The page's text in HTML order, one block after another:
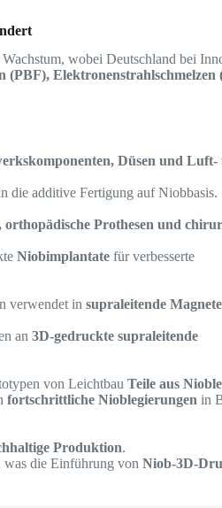
Wachstum, wobei Deutschland bei
(PBF), Elektronenstrahlschmelzen
Düsen und Luft-
die additive Fertigung auf Niobbasis.
Prothesen und
Niobimplantate für verbesserte
verwendet insupraleitende Magnete
an3D-gedruckte supraleitende
von LeichtbauTeile aus
fortschrittliche Nioblegierungen in
Produktion.
was die Einführung vonNiob-3D-